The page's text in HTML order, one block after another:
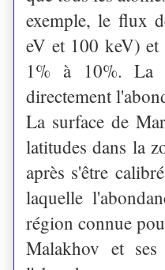
exemple, le flux
eV et 100 keV) et
1% à 10%. La
directement
La surface de
latitudes dans la
après s'être
laquelle
région connue
Malakhov et